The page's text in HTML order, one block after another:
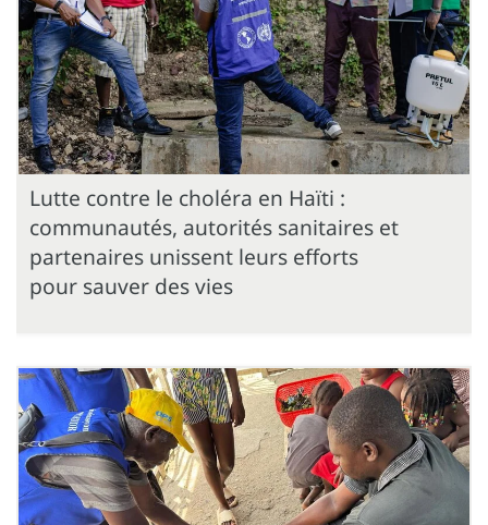
Lutte contre le choléra en Haïti :
communautés, autorités sanitaires et
partenaires unissent leurs efforts
pour sauver des vies